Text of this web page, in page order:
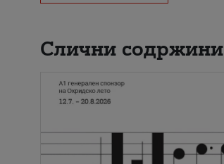
Слични содржини